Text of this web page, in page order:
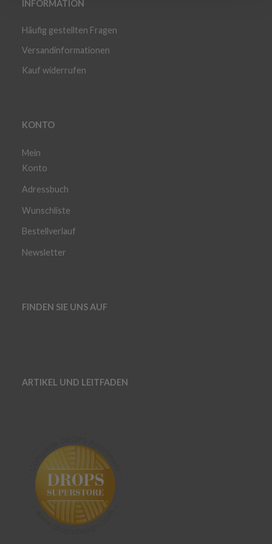
INFORMATION
Häufig gestellten Fragen
Versandinformationen
Kauf widerrufen
KONTO
Mein
Konto
Adressbuch
Wunschliste
Bestellverlauf
Newsletter
FINDEN SIE UNS AUF
ARTIKEL UND LEITFADEN